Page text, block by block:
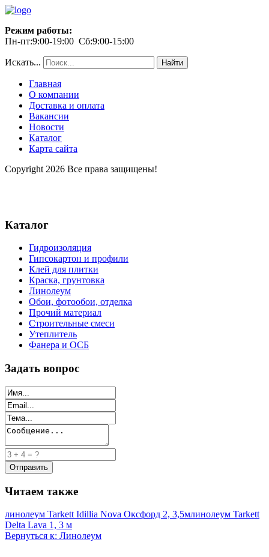
Режим работы:
Пн-пт:9:00-19:00 Сб:9:00-15:00
Искать... Найти
Главная
О компании
Доставка и оплата
Вакансии
Новости
Каталог
Карта сайта
Copyright 2026 Все права защищены!
Каталог
Гидроизоляция
Гипсокартон и профили
Клей для плитки
Краска, грунтовка
Линолеум
Обои, фотообои, отделка
Прочий материал
Строительные смеси
Утеплитель
Фанера и ОСБ
Задать вопрос
Читаем также
линолеум Tarkett Idillia Nova Оксфорд 2, 3,5млинолеум Tarkett
Delta Lava 1, 3 м
Вернуться к: Линолеум